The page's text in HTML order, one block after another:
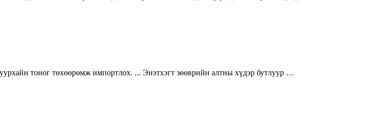
тоног төхөөрөмж импортлох. ... Энэтхэгт зөөврийн алтны хүдэр бутлуур …